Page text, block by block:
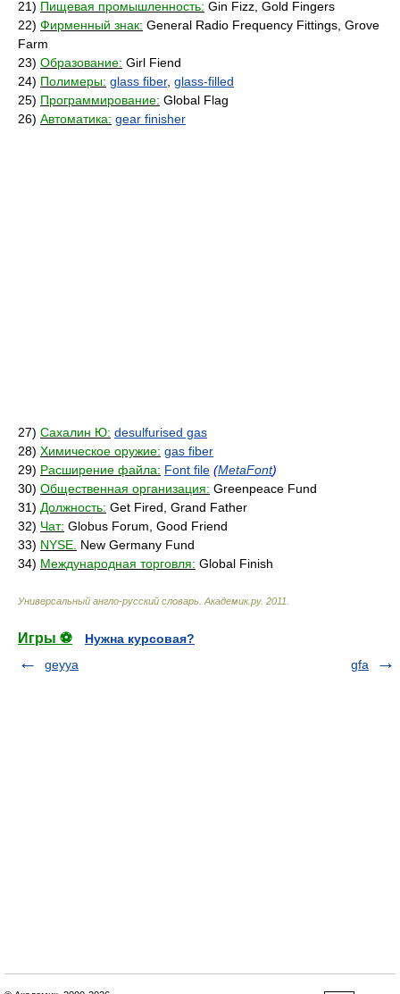
21) Пищевая промышленность: Gin Fizz, Gold Fingers
22) Фирменный знак: General Radio Frequency Fittings, Grove
Farm
23) Образование: Girl Fiend
24) Полимеры: glass fiber, glass-filled
25) Программирование: Global Flag
26) Автоматика: gear finisher
27) Сахалин Ю: desulfurised gas
28) Химическое оружие: gas fiber
29) Расширение файла: Font file (MetaFont)
30) Общественная организация: Greenpeace Fund
31) Должность: Get Fired, Grand Father
32) Чат: Globus Forum, Good Friend
33) NYSE. New Germany Fund
34) Международная торговля: Global Finish
Универсальный англо-русский словарь Академик.ру. 2011
Игры ⚽
Нужна курсовая?
geyya
gfa